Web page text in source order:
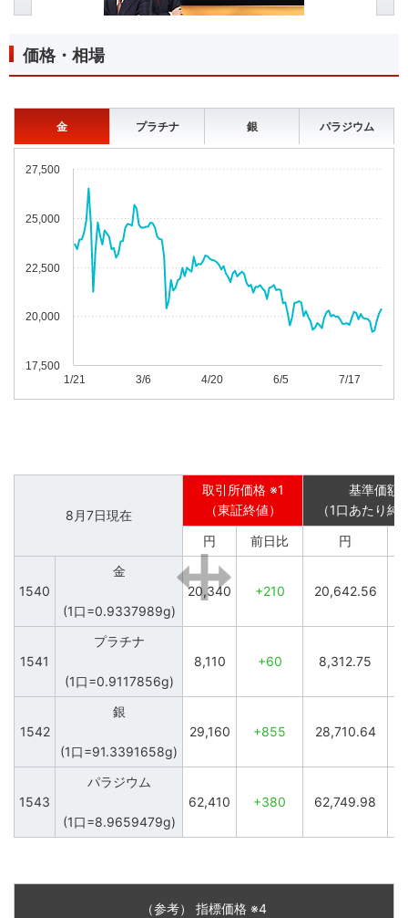
価格・相場
金 プラチナ 銀 パラジウム
1/21 3/6 4/20 6/5 7/17
17,500
20,000
22,500
25,000
27,500
1/21 3/6 4/20 6/5 7/17
1/21 3/6 4/20 6/5 7/17
1/21 3/6 4/20 6/5 7/17
8月7日現在
取引所価格 ※1
（東証終値）
基準価額
（1口あたり純
円
前日比 円
1540
(1口=0.9337989g)
20,340 +210 20,642.56
1541
(1口=0.9117856g)
8,110 +60 8,312.75
1542
(1口=91.3391658g)
29,160 +855 28,710.64
1543
(1口=8.9659479g)
62,410 +380 62,749.98
（参考） 指標価格 ※4